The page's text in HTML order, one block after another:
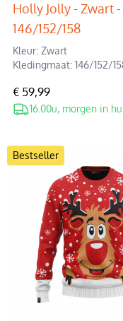
Holly Jolly - Zwart -
146/152/158
Kleur: Zwart
Kledingmaat: 146/152/
€ 59,99
16.00u, morgen in
Bestseller